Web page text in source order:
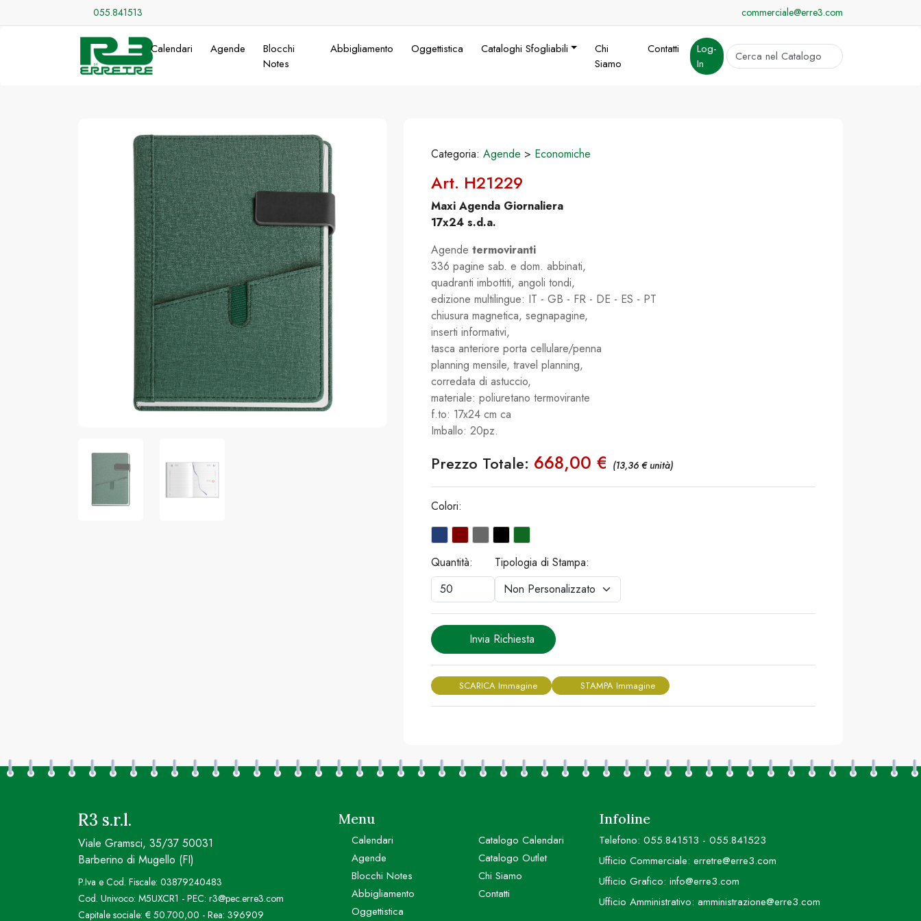
055.841513 commerciale@erre3.com
Calendari Agende
Blocchi
Notes
Abbigliamento Oggettistica Cataloghi Sfogliabili
Chi
Siamo
Contatti
Log-
In
cerca
Categoria: Agende > Economiche
Art. H21229
Maxi Agenda Giornaliera
17x24 s.d.a.
Agende termoviranti
336 pagine sab. e dom. abbinati,
quadranti imbottiti, angoli tondi,
edizione multilingue: IT - GB - FR - DE - ES - PT
chiusura magnetica, segnapagine,
inserti informativi,
tasca anteriore porta cellulare/penna
planning mensile, travel planning,
corredata di astuccio,
materiale: poliuretano termovirante
f.to: 17x24 cm ca
Imballo: 20pz.
Prezzo Totale: 668,00 € (13,36 € unità)
Colori:
Quantità: Tipologia di Stampa:
Invia Richiesta
SCARICA Immagine STAMPA Immagine
R3 s.r.l.
Viale Gramsci, 35/37 50031
Barberino di Mugello (FI)
P.Iva e Cod. Fiscale: 03879240483
Cod. Univoco: M5UXCR1 - PEC: r3@pec.erre3.com
Capitale sociale: € 50.700,00 - Rea: 396909
Menu
Calendari
Agende
Blocchi Notes
Abbigliamento
Oggettistica
Catalogo Calendari
Catalogo Outlet
Chi Siamo
Contatti
Infoline
Telefono: 055.841513 - 055.841523
Ufficio Commerciale: erretre@erre3.com
Ufficio Grafico: info@erre3.com
Ufficio Amministrativo: amministrazione@erre3.com